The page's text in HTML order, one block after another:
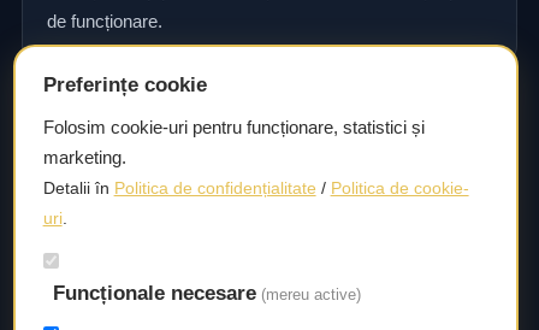
de funcționare.
Consultanță și asistență tehnică
Consultanță și asistență tehnică pentru alegerea pieselor
potrivite și efectuarea reparațiilor sau întreținerii corecte.
Livrare rapidă
Preferințe cookie
Folosim cookie-uri pentru funcționare, statistici și
marketing.
Detalii în Politica de confidențialitate / Politica de cookie-
uri.
Funcționale necesare (mereu active)